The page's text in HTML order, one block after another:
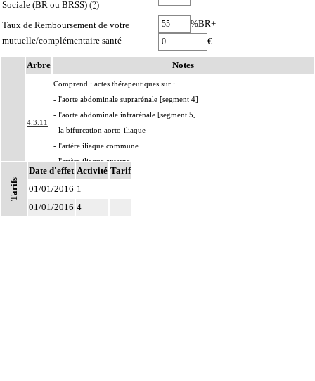
Sociale (BR ou BRSS) (?)
Taux de Remboursement de votre
mutuelle/complémentaire santé
%BR+
€
Arbre Notes
4.3.11
Comprend : actes thérapeutiques sur :
- l'aorte abdominale suprarénale [segment 4]
- l'aorte abdominale infrarénale [segment 5]
- la bifurcation aorto-iliaque
- l'artère iliaque commune
- l'artère iliaque externe
4
Par résection-anastomose d'un vaisseau, on entend : résection d'un axe
vasculaire avec restauration de la continuité par anastomose.
Par recanalisation intraluminale d'un vaisseau, on entend : rétablissement de la
Tarifs
Date d'effet Activité Tarif
01/01/2016 1
01/01/2016 4